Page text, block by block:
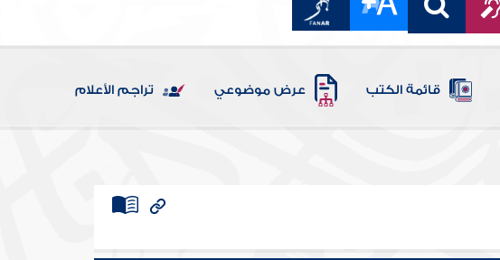
قائمة الكتب عرض موضوعي تراجم الأعلام